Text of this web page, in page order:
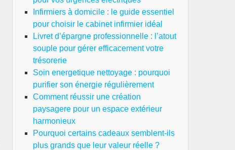
Infirmiers à domicile : le guide essentiel
pour choisir le cabinet infirmier idéal
Livret d’épargne professionnelle : l’atout
souple pour gérer efficacement votre
trésorerie
Soin energetique nettoyage : pourquoi
purifier son énergie régulièrement
Comment réussir une création
paysagere pour un espace extérieur
harmonieux
Pourquoi certains cadeaux semblent-ils
plus grands que leur valeur réelle ?